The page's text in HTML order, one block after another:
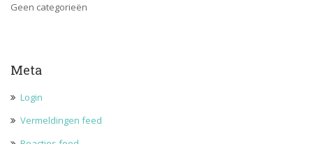
Geen categorieën
Meta
Login
Vermeldingen feed